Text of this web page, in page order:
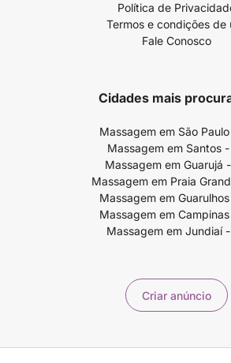
Política de
Termos e condições de
Fale Conosco
Cidades mais
Massagem em São
Massagem em Santos -
Massagem em Guarujá
Massagem em Praia
Massagem em
Massagem em
Massagem em Jundiaí
Criar anúncio
Copyright ©2026 99massagem.com.br -